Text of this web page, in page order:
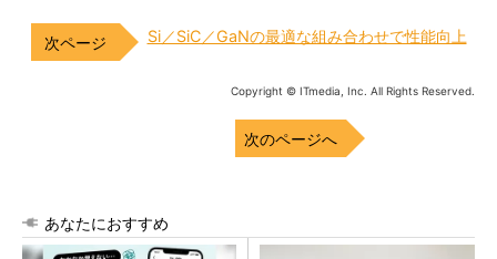
Si／SiC／GaNの最適な組み合わせで性能向上
Copyright © ITmedia, Inc. All Rights Reserved.
次のページへ
あなたにおすすめ